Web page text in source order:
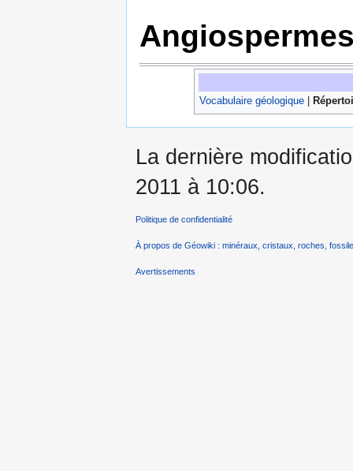
Vocabulaire géologique|
La dernière
2011 à 10:06.
Politique de confidentialité
À propos de Géowiki : minéraux, cristaux, roches,
Avertissements